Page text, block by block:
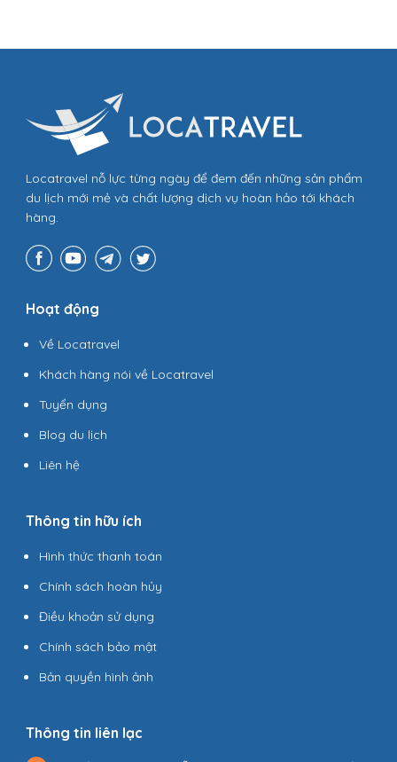
Locatravel nỗ lực từng ngày để đem đến những sản phẩm
du lịch mới mẻ và chất lượng dịch vụ hoàn hảo tới khách
hàng.
Hoạt động
Về Locatravel
Khách hàng nói về Locatravel
Tuyển dụng
Blog du lịch
Liên hệ
Thông tin hữu ích
Hình thức thanh toán
Chính sách hoàn hủy
Điều khoản sử dụng
Chính sách bảo mật
Bản quyền hình ảnh
Thông tin liên lạc